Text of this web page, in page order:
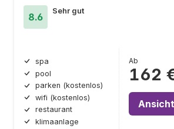
8.6
Sehr gut
spa
pool
parken (kostenlos)
wifi (kostenlos)
restaurant
klimaanlage
Ab
162